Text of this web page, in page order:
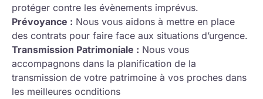
protéger contre les évènements imprévus.
Prévoyance : Nous vous aidons à mettre en place
des contrats pour faire face aux situations d’urgence.
Transmission Patrimoniale : Nous vous
accompagnons dans la planification de la
transmission de votre patrimoine à vos proches dans
les meilleures ocnditions